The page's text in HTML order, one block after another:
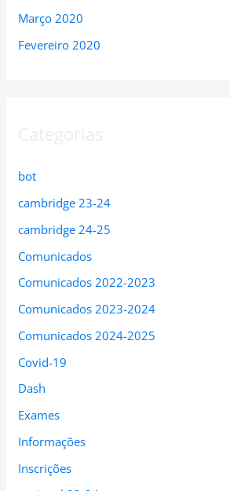
Março 2020
Fevereiro 2020
bot
cambridge 23-24
cambridge 24-25
Comunicados
Comunicados 2022-2023
Comunicados 2023-2024
Comunicados 2024-2025
Covid-19
Dash
Exames
Informações
Inscrições